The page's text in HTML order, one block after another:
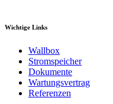
Wichtige Links
Wallbox
Stromspeicher
Dokumente
Wartungsvertrag
Referenzen